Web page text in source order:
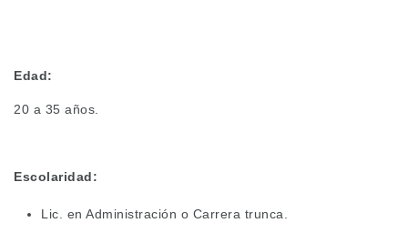
Edad:
20 a 35 años.
Escolaridad:
Lic. en Administración o Carrera trunca.